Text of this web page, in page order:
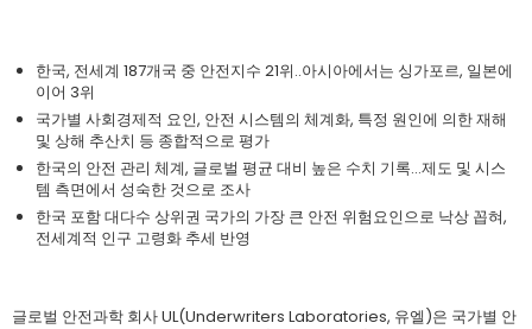
한국, 전세계 187개국 중 안전지수 21위..아시아에서는 싱가포르, 일본에
이어 3위
국가별 사회경제적 요인, 안전 시스템의 체계화, 특정 원인에 의한 재해
및 상해 추산치 등 종합적으로 평가
한국의 안전 관리 체계, 글로벌 평균 대비 높은 수치 기록…제도 및 시스
템 측면에서 성숙한 것으로 조사
한국 포함 대다수 상위권 국가의 가장 큰 안전 위험요인으로 낙상 꼽혀,
전세계적 인구 고령화 추세 반영
글로벌 안전과학 회사 UL(Underwriters Laboratories, 유엘)은 국가별 안